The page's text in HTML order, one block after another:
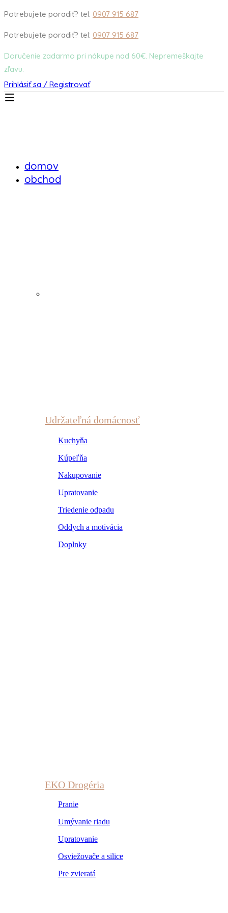
Potrebujete poradiť? tel: 0907 915 687
Potrebujete poradiť? tel: 0907 915 687
Doručenie zadarmo pri nákupe nad 60€. Nepremeškajte
zľavu.
Prihlásiť sa / Registrovať
domov
obchod
Udržateľná domácnosť
Kuchyňa
Kúpeľňa
Nakupovanie
Upratovanie
Triedenie odpadu
Oddych a motivácia
Doplnky
EKO Drogéria
Pranie
Umývanie riadu
Upratovanie
Osviežovače a silice
Pre zvieratá